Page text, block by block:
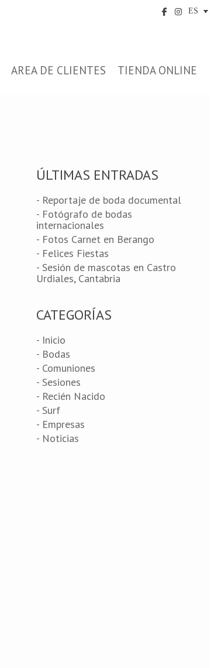
AREA DE CLIENTES TIENDA ONLINE
ÚLTIMAS ENTRADAS
- Reportaje de boda documental
- Fotógrafo de bodas
internacionales
- Fotos Carnet en Berango
- Felices Fiestas
- Sesión de mascotas en Castro
Urdiales, Cantabria
CATEGORÍAS
- Inicio
- Bodas
- Comuniones
- Sesiones
- Recién Nacido
- Surf
- Empresas
- Noticias